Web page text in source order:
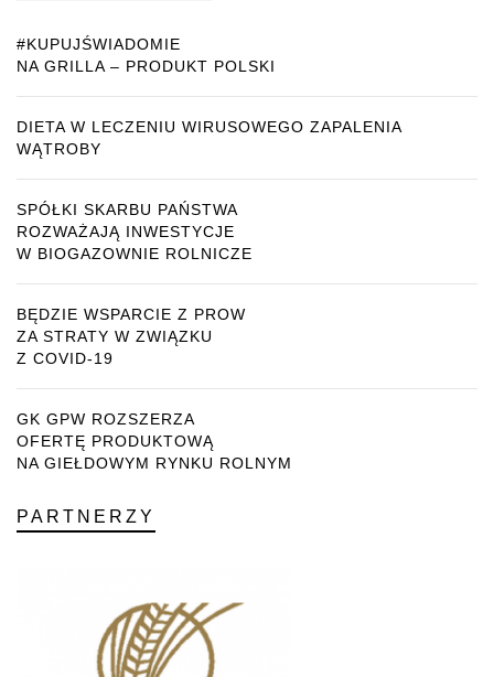
#KUPUJŚWIADOMIE
NA GRILLA – PRODUKT POLSKI
DIETA W LECZENIU WIRUSOWEGO ZAPALENIA
WĄTROBY
SPÓŁKI SKARBU PAŃSTWA
ROZWAŻAJĄ INWESTYCJE
W BIOGAZOWNIE ROLNICZE
BĘDZIE WSPARCIE Z PROW
ZA STRATY W ZWIĄZKU
Z COVID-19
GK GPW ROZSZERZA
OFERTĘ PRODUKTOWĄ
NA GIEŁDOWYM RYNKU ROLNYM
PARTNERZY